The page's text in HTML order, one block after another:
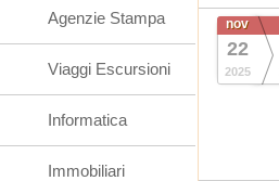
nov
22
2025
Agenzie Stampa
Viaggi Escursioni
Informatica
Immobiliari